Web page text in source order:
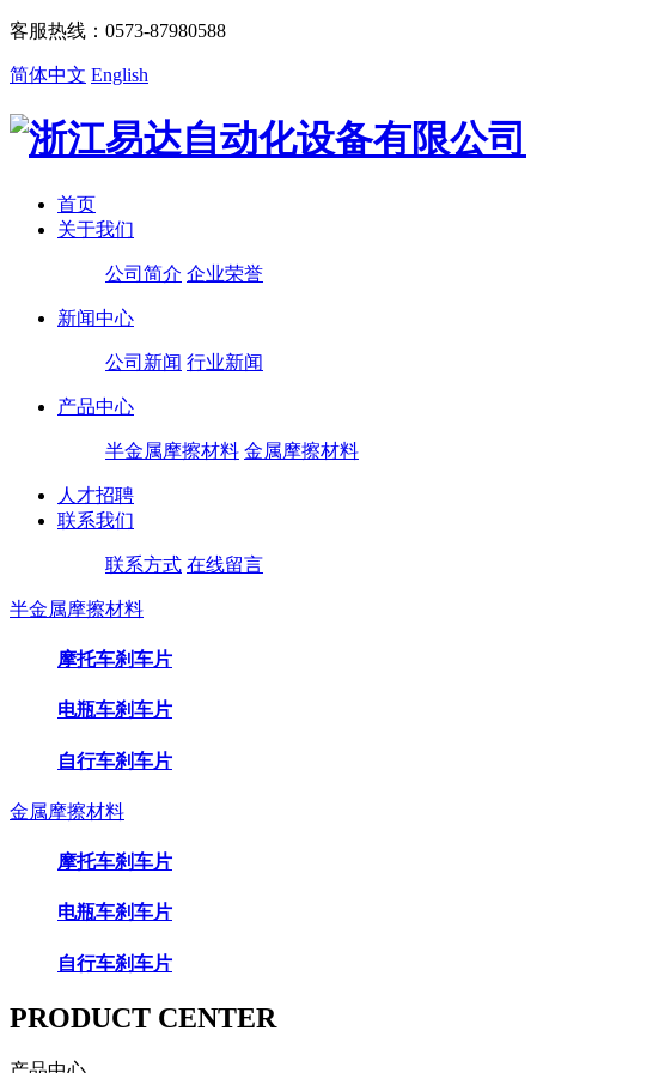
客服热线：0573-87980588
简体中文 English
首页
关于我们
公司简介 企业荣誉
新闻中心
公司新闻 行业新闻
产品中心
半金属摩擦材料 金属摩擦材料
人才招聘
联系我们
联系方式 在线留言
半金属摩擦材料
摩托车刹车片
电瓶车刹车片
自行车刹车片
金属摩擦材料
摩托车刹车片
电瓶车刹车片
自行车刹车片
PRODUCT CENTER